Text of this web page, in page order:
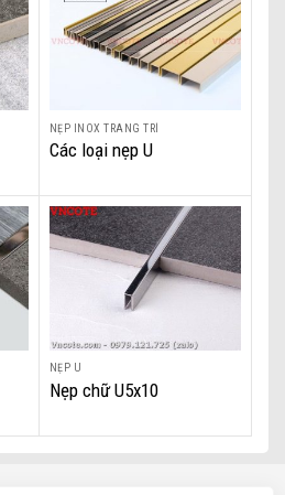
NẸP INOX TRANG TRÍ
Các loại nẹp U
NẸP U
Nẹp chữ U5x10